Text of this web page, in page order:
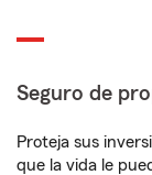
Seguro de
Proteja sus
que la vida le